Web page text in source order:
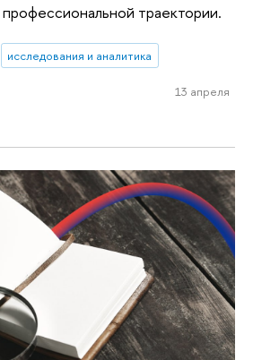
траектории.
исследования и аналитика
13 апреля